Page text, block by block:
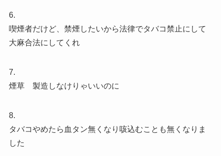
6.
喫煙者だけど、禁煙したいから法律でタバコ禁止にして
大麻合法にしてくれ
7.
煙草 製造しなけりゃいいのに
8.
タバコやめたら血タン無くなり咳込むことも無くなりま
した